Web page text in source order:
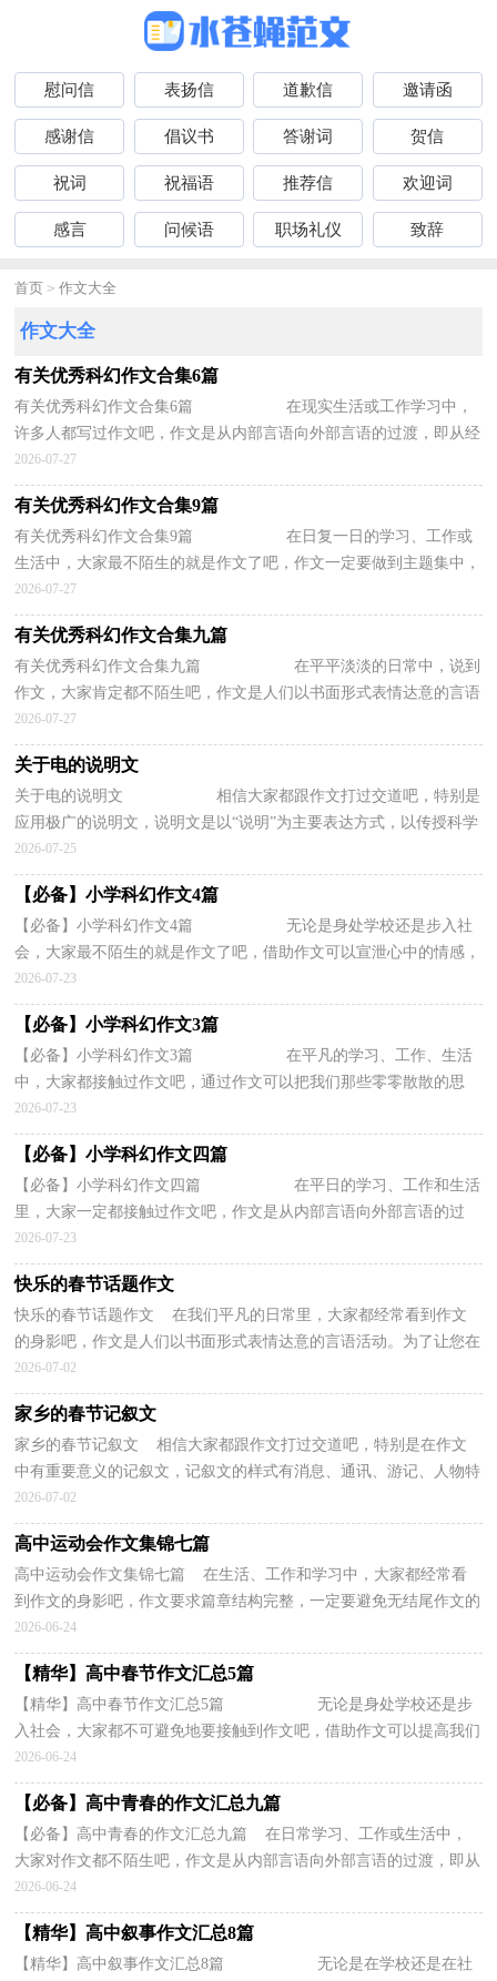
慰问信 表扬信 道歉信 邀请函
感谢信 倡议书 答谢词 贺信
祝词 祝福语 推荐信 欢迎词
感言 问候语 职场礼仪 致辞
首页 > 作文大全
作文大全
有关优秀科幻作文合集6篇
有关优秀科幻作文合集6篇 在现实生活或工作学习中，
许多人都写过作文吧，作文是从内部言语向外部言语的过渡，即从经
过压缩的简要的、自己能明白的语言，向开展...
2026-07-27
有关优秀科幻作文合集9篇
有关优秀科幻作文合集9篇 在日复一日的学习、工作或
生活中，大家最不陌生的就是作文了吧，作文一定要做到主题集中，
围绕同一主题作深入阐述，切忌东拉西扯，主题...
2026-07-27
有关优秀科幻作文合集九篇
有关优秀科幻作文合集九篇 在平平淡淡的日常中，说到
作文，大家肯定都不陌生吧，作文是人们以书面形式表情达意的言语
活动。那么，怎么去写作文呢？下面是小编帮...
2026-07-27
关于电的说明文
关于电的说明文 相信大家都跟作文打过交道吧，特别是
应用极广的说明文，说明文是以“说明”为主要表达方式，以传授科学
知识为根本任务，介绍事物，阐明事理，说明...
2026-07-25
【必备】小学科幻作文4篇
【必备】小学科幻作文4篇 无论是身处学校还是步入社
会，大家最不陌生的就是作文了吧，借助作文可以宣泄心中的情感，
调节自己的心情。那要怎么写好作文呢？下面...
2026-07-23
【必备】小学科幻作文3篇
【必备】小学科幻作文3篇 在平凡的学习、工作、生活
中，大家都接触过作文吧，通过作文可以把我们那些零零散散的思
想，聚集在一块。那么，怎么去写作文呢？下面是...
2026-07-23
【必备】小学科幻作文四篇
【必备】小学科幻作文四篇 在平日的学习、工作和生活
里，大家一定都接触过作文吧，作文是从内部言语向外部言语的过
渡，即从经过压缩的简要的、自己能明白的...
2026-07-23
快乐的春节话题作文
快乐的春节话题作文 在我们平凡的日常里，大家都经常看到作文
的身影吧，作文是人们以书面形式表情达意的言语活动。为了让您在
写作文时更加简单方便，下面是小编为大家整理的快...
2026-07-02
家乡的春节记叙文
家乡的春节记叙文 相信大家都跟作文打过交道吧，特别是在作文
中有重要意义的记叙文，记叙文的样式有消息、通讯、游记、人物特
写、回忆录等。这种类型的作文要怎么写呢？下面是...
2026-07-02
高中运动会作文集锦七篇
高中运动会作文集锦七篇 在生活、工作和学习中，大家都经常看
到作文的身影吧，作文要求篇章结构完整，一定要避免无结尾作文的
出现。那么你有了解过作文吗？下面是小编整理的高中...
2026-06-24
【精华】高中春节作文汇总5篇
【精华】高中春节作文汇总5篇 无论是身处学校还是步
入社会，大家都不可避免地要接触到作文吧，借助作文可以提高我们
的语言组织能力。写起作文来就毫无头绪...
2026-06-24
【必备】高中青春的作文汇总九篇
【必备】高中青春的作文汇总九篇 在日常学习、工作或生活中，
大家对作文都不陌生吧，作文是从内部言语向外部言语的过渡，即从
经过压缩的简要的、自己能明白的语言，向开展的、具...
2026-06-24
【精华】高中叙事作文汇总8篇
【精华】高中叙事作文汇总8篇 无论是在学校还是在社